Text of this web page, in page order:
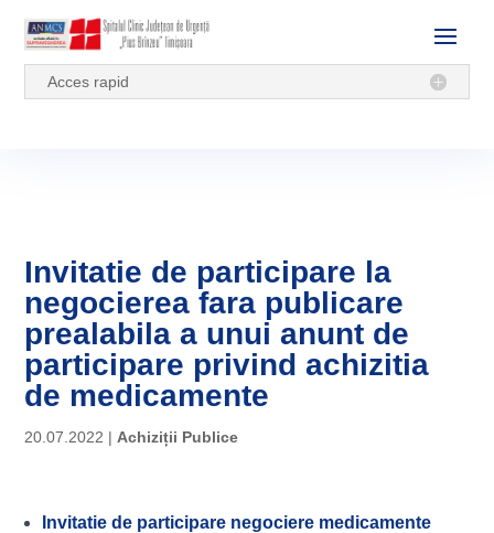
Acces rapid
Invitatie de participare la
negocierea fara publicare
prealabila a unui anunt de
participare privind achizitia
de medicamente
20.07.2022 | Achiziții Publice
Invitatie de participare negociere medicamente